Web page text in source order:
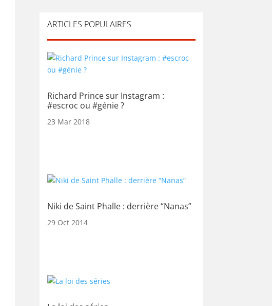
ARTICLES POPULAIRES
Richard Prince sur Instagram :
#escroc ou #génie ?
23 Mar 2018
Niki de Saint Phalle : derrière “Nanas”
29 Oct 2014